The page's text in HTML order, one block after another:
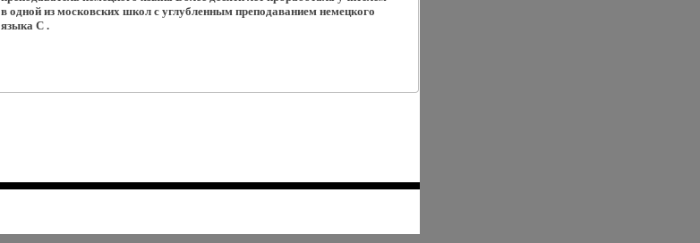
в одной из московских школ с углубленным преподаванием немецкого
языка С .